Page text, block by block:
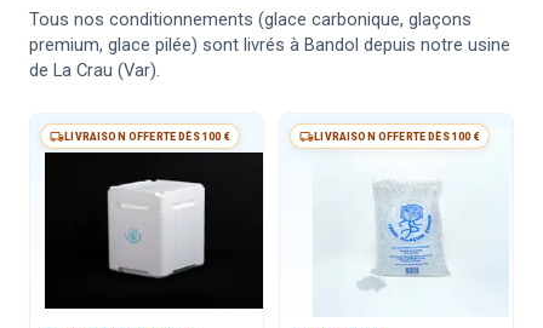
Tous nos conditionnements (glace carbonique, glaçons
premium, glace pilée) sont livrés à Bandol depuis notre usine
de La Crau (Var).
LIVRAISON OFFERTE DÈS 100 € LIVRAISON OFFERTE DÈS 100 €